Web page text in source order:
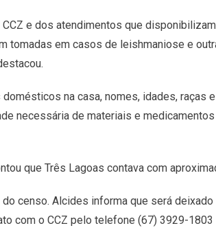
e dos atendimentos que
em casos de leishmaniose e
na casa, nomes, idades, raças
necessária de materiais e
que Três Lagoas contava com
censo. Alcides informa que será
com o CCZ pelo telefone (67) 3929-